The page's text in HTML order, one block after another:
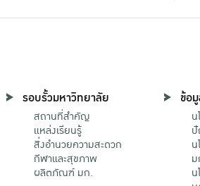
รอบรั้วมหาวิทยาลัย
สถานที่สำคัญ
แหล่งเรียนรู้
สิ่งอำนวยความสะดวก
กีฬาและสุขภาพ
ผลิตภัณฑ์ มก.
ข้อ